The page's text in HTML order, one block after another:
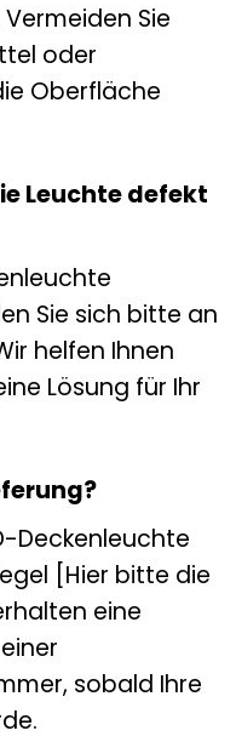
Sie
oder
Oberfläche
Leuchte defekt
Sie sich bitte an
helfen Ihnen
Lösung für Ihr
Deckenleuchte
[Hier bitte die
eine
sobald Ihre